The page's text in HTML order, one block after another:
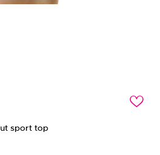
c
sport top